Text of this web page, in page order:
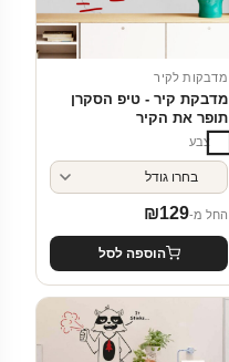
מדבקות לקיר
מדבקת קיר - טיפ הסקרן
תופר את הקיר
צבע
החל מ- ₪129
הוספה לסל